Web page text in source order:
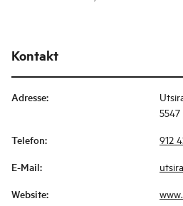
Kontakt
Adresse:
5547
Telefon: 912
E-Mail:
Website: